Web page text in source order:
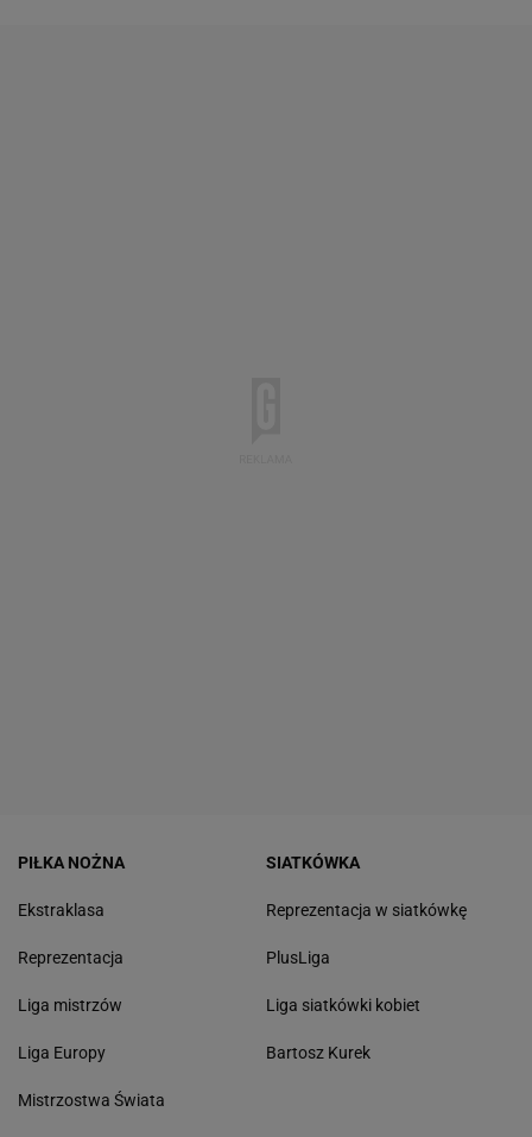
PIŁKA NOŻNA
Ekstraklasa
Reprezentacja
Liga mistrzów
Liga Europy
Mistrzostwa Świata
SIATKÓWKA
Reprezentacja w siatkówkę
PlusLiga
Liga siatkówki kobiet
Bartosz Kurek